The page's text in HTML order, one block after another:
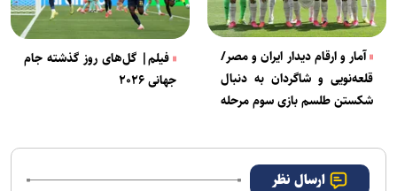
آمار و ارقام دیدار ایران و مصر/
قلعه‌نویی و شاگردان به دنبال
شکستن طلسم بازی سوم مرحله
فیلم| گل‌های روز گذشته جام
جهانی ۲۰۲۶
ارسال نظر